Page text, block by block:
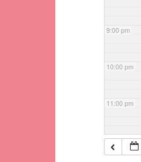
9:00 pm
10:00 pm
11:00 pm